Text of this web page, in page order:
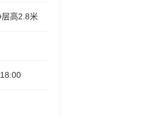
高2.8米